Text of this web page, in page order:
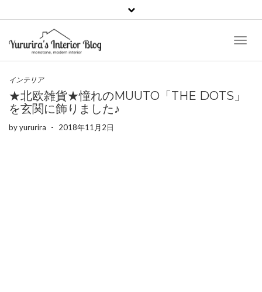
インテリア
★北欧雑貨★憧れのMUUTO「THE DOTS」
を玄関に飾りました♪
byyururira - 2018年11月2日